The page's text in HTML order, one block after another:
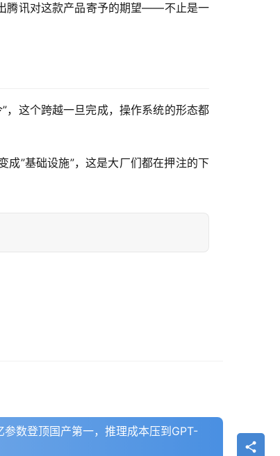
腾讯对这款产品寄予的期望——不止是一
，这个跨越一旦完成，操作系统的形态都
”基础设施”，这是大厂们都在押注的下
数登顶国产第一，推理成本压到GPT-